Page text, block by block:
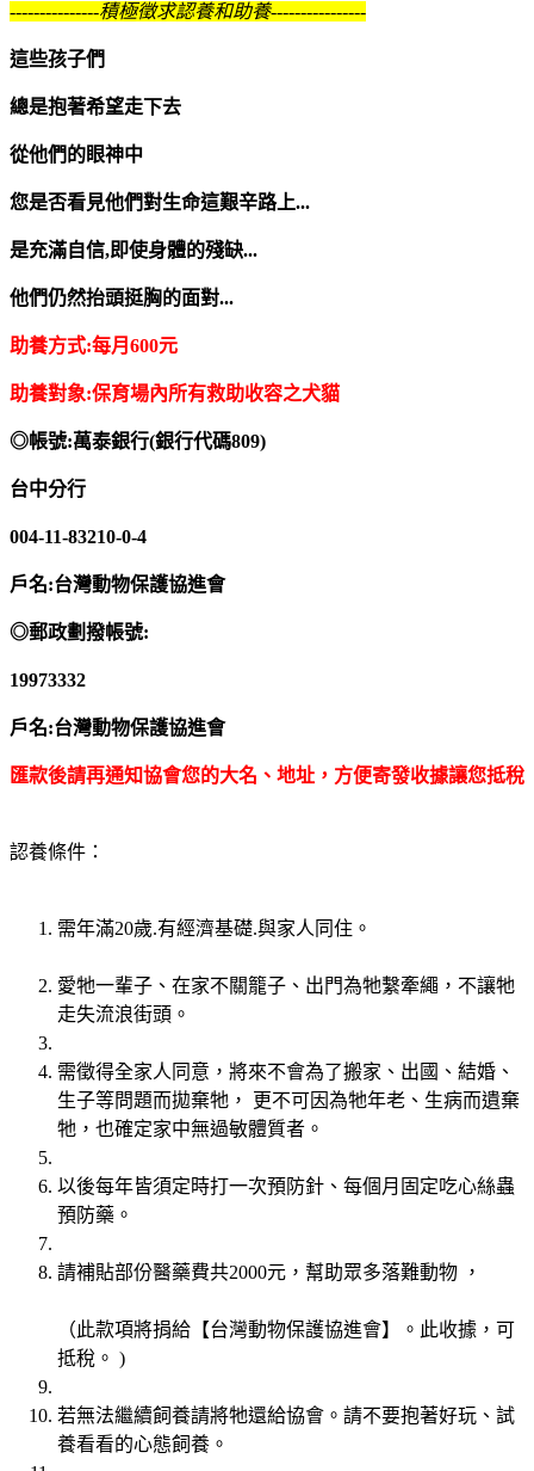
---------------積極徵求認養和助養----------------
這些孩子們
總是抱著希望走下去
從他們的眼神中
您是否看見他們對生命這艱辛路上...
是充滿自信,即使身體的殘缺...
他們仍然抬頭挺胸的面對...
助養方式:每月600元
助養對象:保育場內所有救助收容之犬貓
◎帳號:萬泰銀行(銀行代碼809)
台中分行
004-11-83210-0-4
戶名:台灣動物保護協進會
◎郵政劃撥帳號:
19973332
戶名:台灣動物保護協進會
匯款後請再通知協會您的大名、地址，方便寄發收據讓您抵稅
認養條件：
需年滿20歲.有經濟基礎.與家人同住。
愛牠一輩子、在家不關籠子、出門為牠繫牽繩，不讓牠
走失流浪街頭。
需徵得全家人同意，將來不會為了搬家、出國、結婚、
生子等問題而拋棄牠， 更不可因為牠年老、生病而遺棄
牠，也確定家中無過敏體質者。
以後每年皆須定時打一次預防針、每個月固定吃心絲蟲
預防藥。
請補貼部份醫藥費共2000元，幫助眾多落難動物 ，
（此款項將捐給【台灣動物保護協進會】。此收據，可
抵稅。 )
若無法繼續飼養請將牠還給協會。請不要抱著好玩、試
養看看的心態飼養。